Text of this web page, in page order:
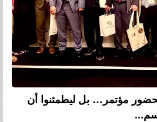
لحضور مؤتمر… بل ليطمئنوا أن